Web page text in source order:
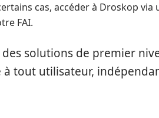
cas, accéder à Droskop
FAI.
solutions de premier
à tout utilisateur,